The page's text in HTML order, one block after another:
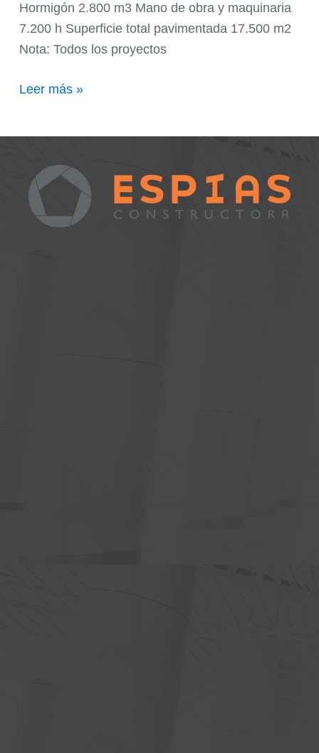
Hormigón 2.800 m3 Mano de obra y maquinaria
7.200 h Superficie total pavimentada 17.500 m2
Nota: Todos los proyectos
Leer más »